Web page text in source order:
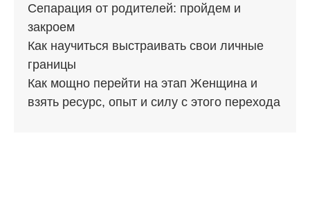
Сепарация от родителей: пройдем и
закроем
Как научиться выстраивать свои личные
границы
Как мощно перейти на этап Женщина и
взять ресурс, опыт и силу с этого перехода